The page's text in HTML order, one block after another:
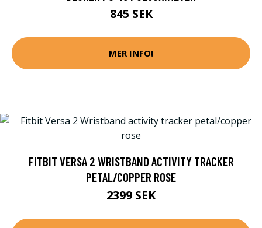
845 SEK
MER INFO!
FITBIT VERSA 2 WRISTBAND ACTIVITY TRACKER
PETAL/COPPER ROSE
2399 SEK